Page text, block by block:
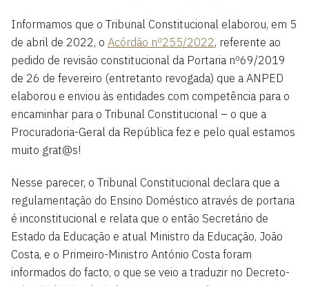
Informamos que o Tribunal Constitucional elaborou, em 5
de abril de 2022, o Acórdão nº255/2022, referente ao
pedido de revisão constitucional da Portaria nº69/2019
de 26 de fevereiro (entretanto revogada) que a ANPED
elaborou e enviou às entidades com competência para o
encaminhar para o Tribunal Constitucional – o que a
Procuradoria-Geral da República fez e pelo qual estamos
muito grat@s!
Nesse parecer, o Tribunal Constitucional declara que a
regulamentação do Ensino Doméstico através de portaria
é inconstitucional e relata que o então Secretário de
Estado da Educação e atual Ministro da Educação, João
Costa, e o Primeiro-Ministro António Costa foram
informados do facto, o que se veio a traduzir no Decreto-